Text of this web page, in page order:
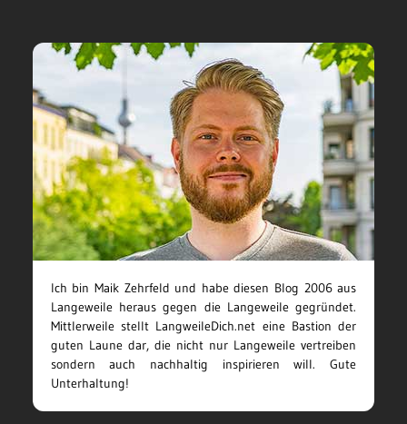
Ich bin Maik Zehrfeld und habe diesen Blog 2006 aus
Langeweile heraus gegen die Langeweile gegründet.
Mittlerweile stellt LangweileDich.net eine Bastion der
guten Laune dar, die nicht nur Langeweile vertreiben
sondern auch nachhaltig inspirieren will. Gute
Unterhaltung!